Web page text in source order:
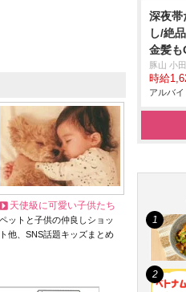
天使級に可愛い子供たち
ペットと子供の仲良しショッ
ト他、SNS話題キッズまとめ
深夜帯
し/絶
金髪も
豚山 小
時給
アルバ